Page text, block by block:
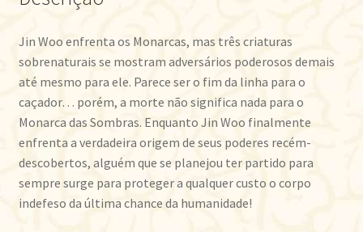
Jin Woo enfrenta os Monarcas, mas três criaturas
sobrenaturais se mostram adversários poderosos demais
até mesmo para ele. Parece ser o fim da linha para o
caçador… porém, a morte não significa nada para o
Monarca das Sombras. Enquanto Jin Woo finalmente
enfrenta a verdadeira origem de seus poderes recém-
descobertos, alguém que se planejou ter partido para
sempre surge para proteger a qualquer custo o corpo
indefeso da última chance da humanidade!